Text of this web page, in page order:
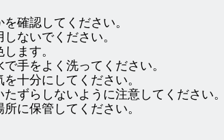
確認してください。
ないでください。
ます。
手をよく洗ってください。
十分にしてください。
ずらしないように注意してください。
に保管してください。